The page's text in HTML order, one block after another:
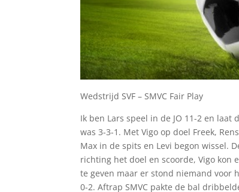
Wedstrijd SVF – SMVC Fair Play
Ik ben Lars speel in de JO 11-2 en
was 3-3-1. Met Vigo op doel Freek,
Max in de spits en Levi begon wissel.
richting het doel en scoorde, Vigo kon
te geven maar er stond niemand voor
0-2. Aftrap SMVC pakte de bal